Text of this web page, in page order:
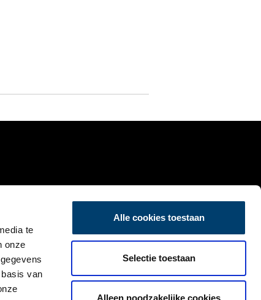
te
onze
van
Alle cookies toestaan
Selectie toestaan
Alleen noodzakelijke cookies